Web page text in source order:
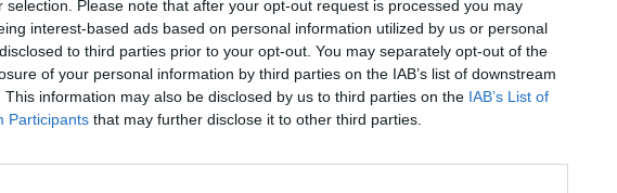
selection. Please note that after your opt-out request is processed you may
interest-based ads based on personal information utilized by us or personal
to third parties prior to your opt-out. You may separately opt-out of the
of your personal information by third parties on the IAB’s list of downstream
This information may also be disclosed by us to third parties on the IAB’s List of
Participants that may further disclose it to other third parties.